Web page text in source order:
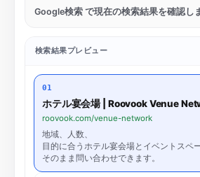
Google検索 で現在の検索結果を確認し
検索結果プレビュー
01
ホテル宴会場 | Roovook Venue
roovook.com/venue-network
地域、人数、
目的に合うホテル宴会場とイベントスペ
そのまま問い合わせできます。